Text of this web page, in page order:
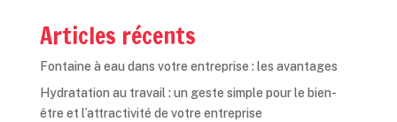
Articles récents
Fontaine à eau dans votre entreprise : les avantages
Hydratation au travail : un geste simple pour le bien-
être et l’attractivité de votre entreprise